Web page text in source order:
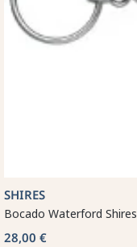
SHIRES
Bocado Waterford Shires
28,00 €